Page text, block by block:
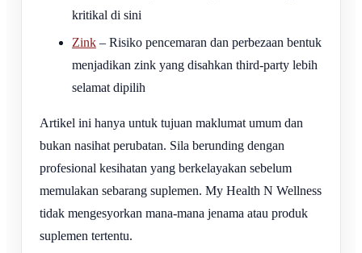
kritikal di sini
Zink – Risiko pencemaran dan perbezaan bentuk
menjadikan zink yang disahkan third-party lebih
selamat dipilih
Artikel ini hanya untuk tujuan maklumat umum dan
bukan nasihat perubatan. Sila berunding dengan
profesional kesihatan yang berkelayakan sebelum
memulakan sebarang suplemen. My Health N Wellness
tidak mengesyorkan mana-mana jenama atau produk
suplemen tertentu.